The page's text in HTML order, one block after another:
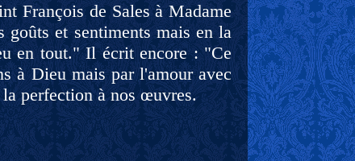
François de Sales à Madame
goûts et sentiments mais en la
en tout." Il écrit encore : "Ce
à Dieu mais par l'amour avec
perfection à nos œuvres.